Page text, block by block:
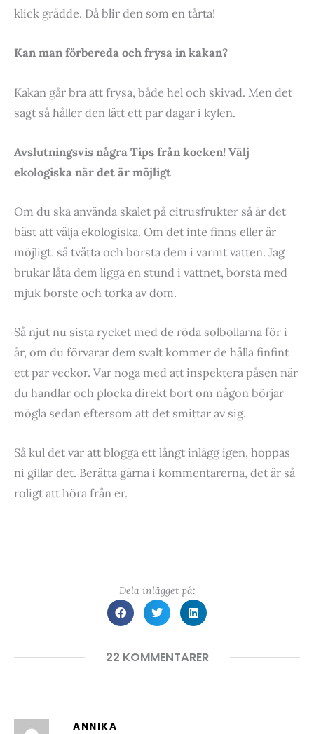
klick grädde. Då blir den som en tårta!
Kan man förbereda och frysa in kakan?
Kakan går bra att frysa, både hel och skivad. Men det
sagt så håller den lätt ett par dagar i kylen.
Avslutningsvis några Tips från kocken! Välj
ekologiska när det är möjligt
Om du ska använda skalet på citrusfrukter så är det
bäst att välja ekologiska. Om det inte finns eller är
möjligt, så tvätta och borsta dem i varmt vatten. Jag
brukar låta dem ligga en stund i vattnet, borsta med
mjuk borste och torka av dom.
Så njut nu sista rycket med de röda solbollarna för i
år, om du förvarar dem svalt kommer de hålla finfint
ett par veckor. Var noga med att inspektera påsen när
du handlar och plocka direkt bort om någon börjar
mögla sedan eftersom att det smittar av sig.
Så kul det var att blogga ett långt inlägg igen, hoppas
ni gillar det. Berätta gärna i kommentarerna, det är så
roligt att höra från er.
Dela inlägget på:
22 KOMMENTARER
ANNIKA